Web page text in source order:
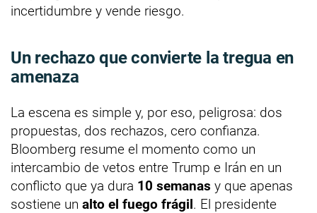
incertidumbre y vende riesgo.
Un rechazo que convierte la tregua en
amenaza
La escena es simple y, por eso, peligrosa: dos
propuestas, dos rechazos, cero confianza.
Bloomberg resume el momento como un
intercambio de vetos entre Trump e Irán en un
conflicto que ya dura 10 semanas y que apenas
sostiene un alto el fuego frágil. El presidente